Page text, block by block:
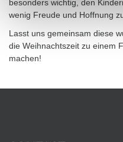
besonders wichtig, den
wenig Freude und Hoffnung
Lasst uns gemeinsam diese
die Weihnachtszeit zu einem
machen!